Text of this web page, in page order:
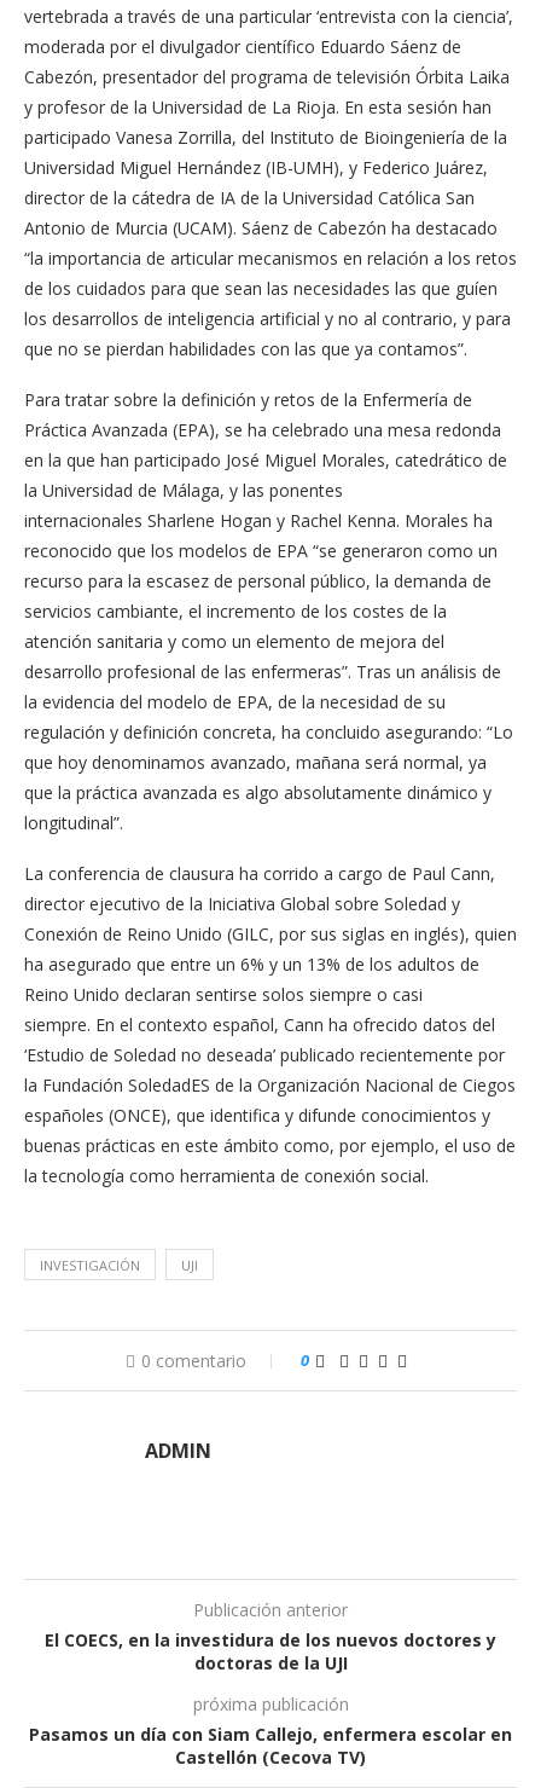
vertebrada a través de una particular ‘entrevista con la ciencia’,
moderada por el divulgador científico Eduardo Sáenz de
Cabezón, presentador del programa de televisión Órbita Laika
y profesor de la Universidad de La Rioja. En esta sesión han
participado Vanesa Zorrilla, del Instituto de Bioingeniería de la
Universidad Miguel Hernández (IB-UMH), y Federico Juárez,
director de la cátedra de IA de la Universidad Católica San
Antonio de Murcia (UCAM). Sáenz de Cabezón ha destacado
“la importancia de articular mecanismos en relación a los retos
de los cuidados para que sean las necesidades las que guíen
los desarrollos de inteligencia artificial y no al contrario, y para
que no se pierdan habilidades con las que ya contamos”.
Para tratar sobre la definición y retos de la Enfermería de
Práctica Avanzada (EPA), se ha celebrado una mesa redonda
en la que han participado José Miguel Morales, catedrático de
la Universidad de Málaga, y las ponentes
internacionales Sharlene Hogan y Rachel Kenna. Morales ha
reconocido que los modelos de EPA “se generaron como un
recurso para la escasez de personal público, la demanda de
servicios cambiante, el incremento de los costes de la
atención sanitaria y como un elemento de mejora del
desarrollo profesional de las enfermeras”. Tras un análisis de
la evidencia del modelo de EPA, de la necesidad de su
regulación y definición concreta, ha concluido asegurando: “Lo
que hoy denominamos avanzado, mañana será normal, ya
que la práctica avanzada es algo absolutamente dinámico y
longitudinal”.
La conferencia de clausura ha corrido a cargo de Paul Cann,
director ejecutivo de la Iniciativa Global sobre Soledad y
Conexión de Reino Unido (GILC, por sus siglas en inglés), quien
ha asegurado que entre un 6% y un 13% de los adultos de
Reino Unido declaran sentirse solos siempre o casi
siempre. En el contexto español, Cann ha ofrecido datos del
‘Estudio de Soledad no deseada’ publicado recientemente por
la Fundación SoledadES de la Organización Nacional de Ciegos
españoles (ONCE), que identifica y difunde conocimientos y
buenas prácticas en este ámbito como, por ejemplo, el uso de
la tecnología como herramienta de conexión social.
INVESTIGACIÓN UJI
0 comentario 0
ADMIN
Publicación anterior
El COECS, en la investidura de los nuevos doctores y
doctoras de la UJI
próxima publicación
Pasamos un día con Siam Callejo, enfermera escolar en
Castellón (Cecova TV)